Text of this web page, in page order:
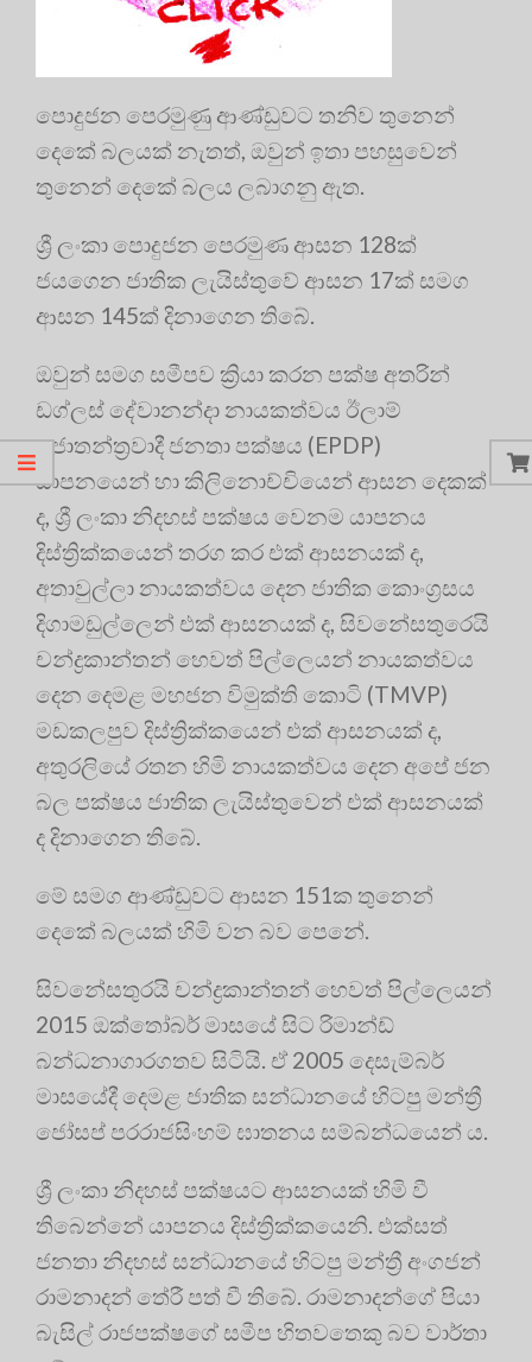
පොදුජන පෙරමුණු ආණ්ඩුවට තනිව තුනෙන්
දෙකේ බලයක් නැතත්, ඔවුන් ඉතා පහසුවෙන්
තුනෙන් දෙකේ බලය ලබාගනු ඇත.
ශ්‍රී ලංකා පොදුජන පෙරමුණ ආසන 128ක්
ජයගෙන ජාතික ලැයිස්තුවේ ආසන 17ක් සමග
ආසන 145ක් දිනාගෙන තිබේ.
ඔවුන් සමග සමීපව ක්‍රියා කරන පක්ෂ අතරින්
ඩග්ලස් දේවානන්දා නායකත්වය ඊලාම්
ප්‍රජාතන්ත්‍රවාදී ජනතා පක්ෂය (EPDP)
යාපනයෙන් හා කිලිනොච්චියෙන් ආසන දෙකක්
ද, ශ්‍රී ලංකා නිදහස් පක්ෂය වෙනම යාපනය
දිස්ත්‍රික්කයෙන් තරග කර එක් ආසනයක් ද,
අතාවුල්ලා නායකත්වය දෙන ජාතික කොංග්‍රසය
දිගාමඩුල්ලෙන් එක් ආසනයක් ද, සිවනේසතුරෙයි
චන්ද්‍රකාන්තන් හෙවත් පිල්ලෙයන් නායකත්වය
දෙන දෙමළ මහජන විමුක්ති කොටි (TMVP)
මඩකලපුව දිස්ත්‍රික්කයෙන් එක් ආසනයක් ද,
අතුරලියේ රතන හිමි නායකත්වය දෙන අපේ ජන
බල පක්ෂය ජාතික ලැයිස්තුවෙන් එක් ආසනයක්
ද දිනාගෙන තිබේ.
මේ සමග ආණ්ඩුවට ආසන 151ක තුනෙන්
දෙකේ බලයක් හිමි වන බව පෙනේ.
සිවනේසතුරයි චන්ද්‍රකාන්තන් හෙවත් පිල්ලෙයන්
2015 ඔක්තෝබර් මාසයේ සිට රිමාන්ඩ්
බන්ධනාගාරගතව සිටියි. ඒ 2005 දෙසැම්බර්
මාසයේදී දෙමළ ජාතික සන්ධානයේ හිටපු මන්ත්‍රී
ජෝසප් පරරාජසිංහම් ඝාතනය සම්බන්ධයෙන් ය.
ශ්‍රී ලංකා නිදහස් පක්ෂයට ආසනයක් හිමි වී
තිබෙන්නේ යාපනය දිස්ත්‍රික්කයෙනි. එක්සත්
ජනතා නිදහස් සන්ධානයේ හිටපු මන්ත්‍රී අංගජන්
රාමනාදන් තේරී පත් වී තිබේ. රාමනාදන්ගේ පියා
බැසිල් රාජපක්ෂගේ සමීප හිතවතෙකු බව වාර්තා